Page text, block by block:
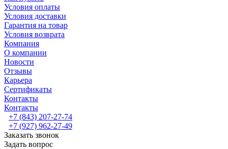
Условия оплаты
Условия доставки
Гарантия на товар
Условия возврата
Компания
О компании
Новости
Отзывы
Карьера
Сертификаты
Контакты
Контакты
+7 (843) 207-27-74
+7 (927) 962-27-49
Заказать звонок
Задать вопрос